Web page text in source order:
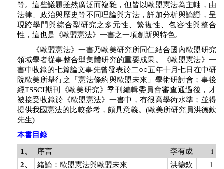
等。這些議題雖然廣泛而複雜，但皆以歐盟憲法為主軸，由
法律、政治與歷史等不同理論與方法，詳加分析與論證，呈
現跨學門與綜合型研究之多元性、繁複性、包容性與整合
性，這也是《歐盟憲法》一書之一項創新與特色。
《歐盟憲法》一書乃歐美研究所同仁結合國內歐盟研究
領域學者從事整合型集體研究的重要成果。《歐盟憲法》一
書中收錄的七篇論文事先曾發表於二○○五年十月七日在中研
院歐美所舉行之「憲法條約與歐盟未來」學術研討會；事後
經TSSCI期刊《歐美研究》季刊編輯委員會審查通過後，才
被接受收錄於《歐盟憲法》一書中，有很高學術水準；並得
提供我國憲法的比較參考，頗具意義。(歐美所研究員洪德欽
先生)
本書目錄
1、 序言 李有成
i
2、
緒論：歐盟憲法與歐盟未來 洪德欽
1